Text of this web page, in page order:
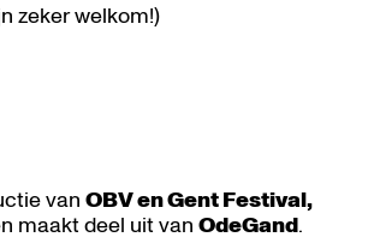
zeker welkom!)
van OBV en Gent Festival,
maakt deel uit vanOdeGand.